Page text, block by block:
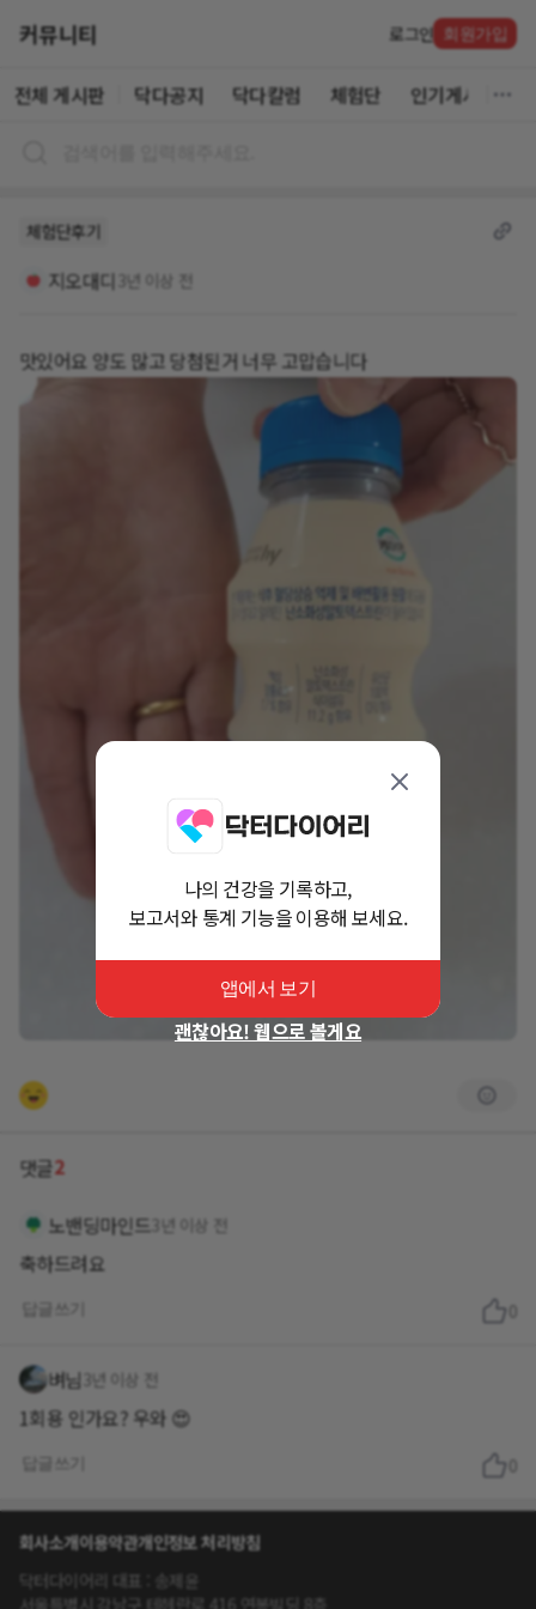
커뮤니티 로그인 회원가입
전체 게시판 닥다공지 닥다칼럼 체험단 인기게시글
체험단후기
지오대디 3년 이상 전
맛있어요 양도 많고 당첨된거 너무 고맙습니다
댓글2
노밴딩마인드 3년 이상 전
축하드려요
벼님 3년 이상 전
1회용 인가요? 우와 😍
회사소개이용약관개인정보 처리방침
닥터다이어리 대표 : 송제윤
나의 건강을 기록하고,
보고서와 통계 기능을 이용해 보세요.
앱에서 보기
괜찮아요! 웹으로 볼게요